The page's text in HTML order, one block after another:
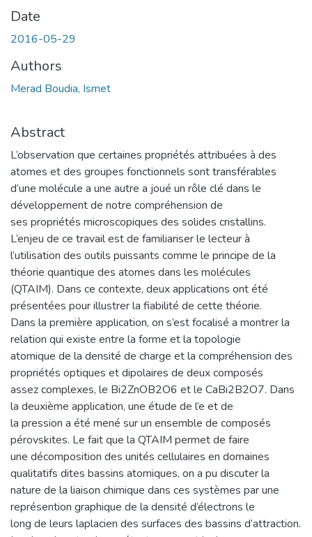
Date
2016-05-29
Authors
Merad Boudia, Ismet
Abstract
L’observation que certaines propriétés attribuées à des
atomes et des groupes fonctionnels sont transférables
d’une molécule a une autre a joué un rôle clé dans le
développement de notre compréhension de
ses propriétés microscopiques des solides cristallins.
L’enjeu de ce travail est de familiariser le lecteur à
l’utilisation des outils puissants comme le principe de la
théorie quantique des atomes dans les molécules
(QTAIM). Dans ce contexte, deux applications ont été
présentées pour illustrer la fiabilité de cette théorie.
Dans la première application, on s’est focalisé a montrer la
relation qui existe entre la forme et la topologie
atomique de la densité de charge et la compréhension des
propriétés optiques et dipolaires de deux composés
assez complexes, le Bi2ZnOB2O6 et le CaBi2B2O7. Dans
la deuxième application, une étude de l’e et de
la pression a été mené sur un ensemble de composés
pérovskites. Le fait que la QTAIM permet de faire
une décomposition des unités cellulaires en domaines
qualitatifs dites bassins atomiques, on a pu discuter la
nature de la liaison chimique dans ces systèmes par une
représention graphique de la densité d’électrons le
long de leurs laplacien des surfaces des bassins d’attraction.